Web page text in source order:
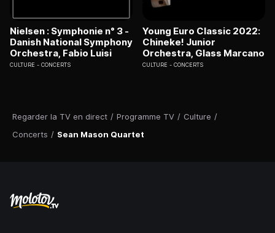
Regarder la TV en direct / Programme TV / Culture /
Concerts / Sean Mason Quartet
Nielsen : Symphonie n° 3 -
Danish National Symphony
Orchestra, Fabio Luisi
CULTURE CONCERTS
Young Euro Classic 2022:
Chineke! Junior
Orchestra, Glass Marcano
CULTURE CONCERTS